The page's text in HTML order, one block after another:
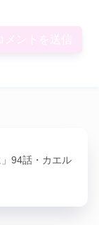
」94話・カエル